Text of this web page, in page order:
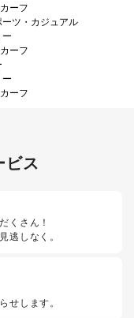
ーフ
ツ・カジュアル
ー
ーフ
ー
ーフ
ビス
くさん！
逃しなく。
せします。